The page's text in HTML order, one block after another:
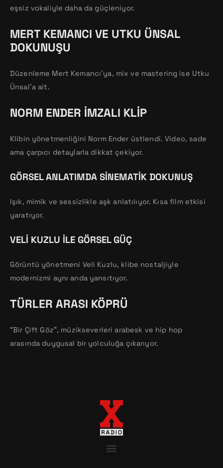
eşsiz vokaliyle daha da güçleniyor.
MERT KEMANCI VE UTKU ÜNSAL
DOKUNUŞU
Düzenleme Mert Kemancı’ya, mix ve mastering ise Utku
Ünsal’a ait.
NORM ENDER İMZALI KLIP
Klibin yönetmenliğini Norm Ender üstlendi. Video, sade
ama çarpıcı detaylarla dikkat çekiyor.
GÖRSEL ANLATIMDA SINEMATIK DOKUNUŞ
Işık, mimik ve sessizlikle aşk anlatılıyor. Kısa film etkisi
yaratıyor.
VELI KUZLU ILE GÖRSEL GÜÇ
Görüntü yönetmeni Veli Kuzlu, klibe nostaljiyle
modernizmi aynı anda yansıtıyor.
TÜRLER ARASI KÖPRÜ
“Bir Çift Göz”, müzikseverleri arabesk ve hip hop
arasında duygusal bir yolculuğa çıkarıyor.